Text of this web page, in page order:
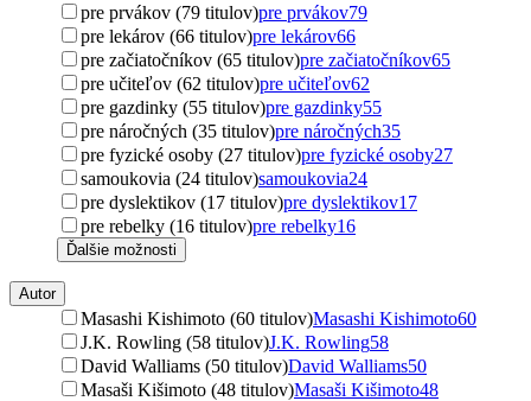
pre prvákov (79 titulov)pre prvákov79
pre lekárov (66 titulov)pre lekárov66
pre začiatočníkov (65 titulov)pre začiatočníkov65
pre učiteľov (62 titulov)pre učiteľov62
pre gazdinky (55 titulov)pre gazdinky55
pre náročných (35 titulov)pre náročných35
pre fyzické osoby (27 titulov)pre fyzické osoby27
samoukovia (24 titulov)samoukovia24
pre dyslektikov (17 titulov)pre dyslektikov17
pre rebelky (16 titulov)pre rebelky16
Ďalšie možnosti
Autor
Masashi Kishimoto (60 titulov)Masashi Kishimoto60
J.K. Rowling (58 titulov)J.K. Rowling58
David Walliams (50 titulov)David Walliams50
Masaši Kišimoto (48 titulov)Masaši Kišimoto48